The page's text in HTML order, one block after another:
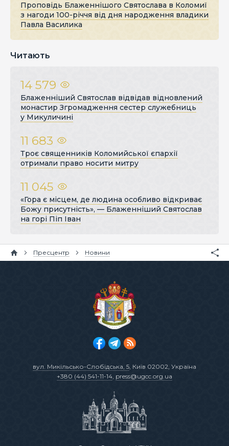
Проповідь Блаженнішого Святослава в Коломиї
з нагоди 100-річчя від дня народження владики
Павла Василика
Читають
14 579
Блаженніший Святослав відвідав відновлений
монастир Згромадження сестер служебниць
у Микуличині
11 683
Троє священників Коломийської єпархії
отримали право носити митру
11 045
«Гора є місцем, де людина особливо відкриває
Божу присутність», — Блаженніший Святослав
на горі Піп Іван
Пресцентр Новини
вул. Микільсько-Слобідська, 5, Київ 02002, Україна
+380 (44) 541-11-14, press@ugcc.org.ua